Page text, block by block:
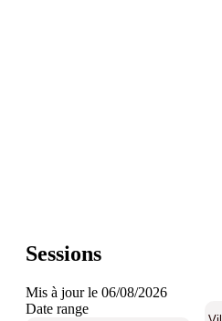
Sessions
Mis à jour le 06/08/2026
Date range